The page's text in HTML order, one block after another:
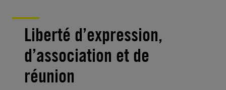
Liberté d’expression,
d’association et de
réunion